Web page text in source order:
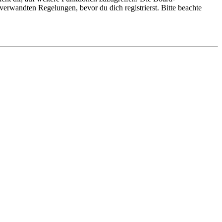
Regelungen, bevor du dich registrierst. Bitte beachte